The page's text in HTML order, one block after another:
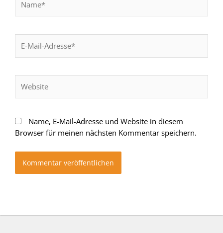
Mail-
Name, E-Mail-Adresse und Website in diesem
Browser für meinen nächsten Kommentar speichern.